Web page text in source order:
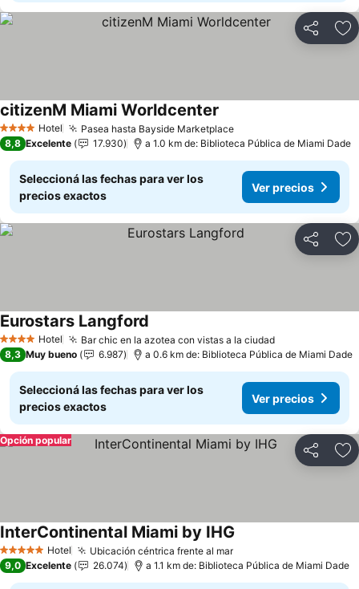
Compartir
4 EstrellasHotel Pasea hasta Bayside MarketplaceVer precios
citizenM Miami Worldcenter
8,8 Excelente 17.930 a 1.0 km de: Biblioteca Pública de Miami Dade
Seleccioná las fechas para ver los
precios exactos
Ver precios
Compartir
4 EstrellasHotel Bar chic en la azotea con vistas a la ciudadVer precios
Eurostars Langford
8,3 Muy bueno 6.987 a 0.6 km de: Biblioteca Pública de Miami Dade
Seleccioná las fechas para ver los
precios exactos
Ver precios
Compartir
Opción popular
5 Estrellas Hotel Ubicación céntrica frente al marVer precios
InterContinental Miami by IHG
9,0 Excelente 26.074 a 1.1 km de: Biblioteca Pública de Miami Dade